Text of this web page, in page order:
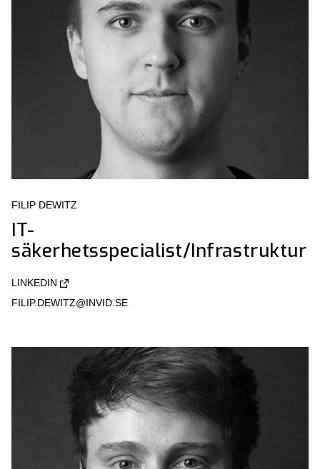
FILIP DEWITZ
IT-
säkerhetsspecialist/Infrastruktur
LINKEDIN
FILIP.DEWITZ@INVID.SE